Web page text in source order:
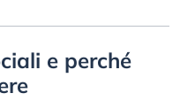
e perché